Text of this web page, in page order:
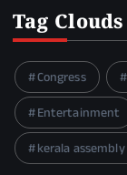
Tag Clouds
Congress
Entertainment
kerala